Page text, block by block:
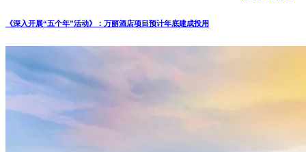
《深入开展“五个年”活动》：万丽酒店项目预计年底建成投用